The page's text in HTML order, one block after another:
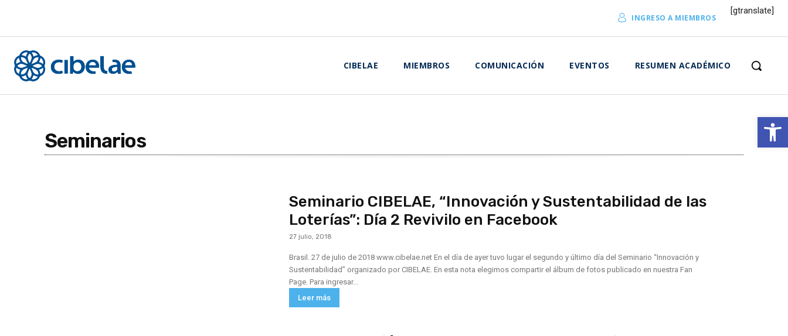
Abrir
INGRESO A MIEMBROS
[gtranslate]
CIBELAE MIEMBROS COMUNICACIÓN EVENTOS RESUMEN ACADÉMICO
Seminarios
Seminario CIBELAE, “Innovación y Sustentabilidad de las
Loterías”: Día 2 Revivilo en Facebook
27 julio, 2018
Brasil. 27 de julio de 2018 www.cibelae.net En el día de ayer tuvo lugar el segundo y último día del Seminario “Innovación y
Sustentabilidad” organizado por CIBELAE. En esta nota elegimos compartir el álbum de fotos publicado en nuestra Fan
Page. Para ingresar...
Leer más